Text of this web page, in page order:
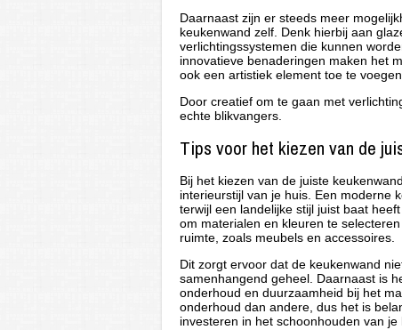
Daarnaast zijn er steeds meer
keukenwand zelf. Denk hierbij aan
verlichtingssystemen die kunnen
innovatieve benaderingen maken het
ook een artistiek element toe te
Door creatief om te gaan met
echte blikvangers.
Tips voor het kiezen van de
Bij het kiezen van de juiste
interieurstijl van je huis. Een moderne
terwijl een landelijke stijl juist baat
om materialen en kleuren te
ruimte, zoals meubels en accessoires.
Dit zorgt ervoor dat de keukenwand
samenhangend geheel. Daarnaast is
onderhoud en duurzaamheid bij het
onderhoud dan andere, dus het is
investeren in het schoonhouden van je